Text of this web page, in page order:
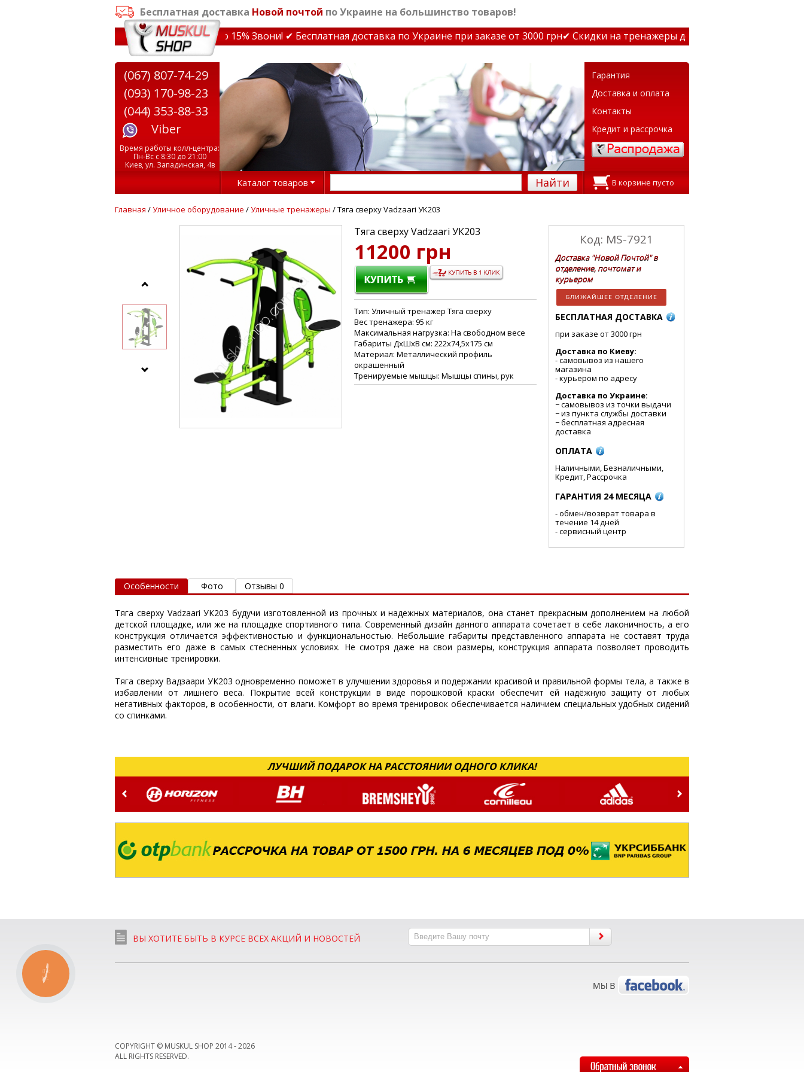
Бесплатная доставка Новой почтой по Украине на большинство товаров!
✔ Скидки на тренажеры до 15% Звони! ✔ Бесплатная доставка по Украине при заказе от 3000 грн✔ Скидки на тренажеры до 15% Звони! ✔ Бесплатная
Гарантия
Доставка и оплата
Контакты
Кредит и рассрочка
(067) 807-74-29
(093) 170-98-23
(044) 353-88-33
Viber
Время работы колл-центра:
Пн-Вс с 8:30 до 21:00
Киев, ул. Западинская, 4в
Каталог товаров Найти В корзине пусто
Главная /Уличное оборудование /Уличные тренажеры / Тяга сверху Vadzaari УК203
Тяга сверху Vadzaari УК203
11200 грн
Тип: Уличный тренажер Тяга сверху
Вес тренажера: 95 кг
Максимальная нагрузка: На свободном весе
Габариты ДхШхВ см: 222х74,5х175 см
Материал: Металлический профиль
окрашенный
Тренируемые мышцы: Мышцы спины, рук
Код: MS-7921
Доставка "Новой Почтой" в
отделение, почтомат и
курьером
БЛИЖАЙШЕЕ ОТДЕЛЕНИЕ
БЕСПЛАТНАЯ ДОСТАВКА
при заказе от 3000 грн
Доставка по Киеву:
- cамовывоз из нашего
магазина
- курьером по адресу
Доставка по Украине:
− самовывоз из точки выдачи
− из пункта службы доставки
− бесплатная адресная
доставка
ОПЛАТА
Наличными, Безналичными,
Кредит, Рассрочка
ГАРАНТИЯ 24 МЕСЯЦА
- обмен/возврат товара в
течение 14 дней
- сервисный центр
Особенности Фото Отзывы 0
Тяга сверху Vadzaari УК203 будучи изготовленной из прочных и надежных материалов, она станет прекрасным дополнением на любой
детской площадке, или же на площадке спортивного типа. Современный дизайн данного аппарата сочетает в себе лаконичность, а его
конструкция отличается эффективностью и функциональностью. Небольшие габариты представленного аппарата не составят труда
разместить его даже в самых стесненных условиях. Не смотря даже на свои размеры, конструкция аппарата позволяет проводить
интенсивные тренировки.
Тяга сверху Вадзаари УК203 одновременно поможет в улучшении здоровья и подержании красивой и правильной формы тела, а также в
избавлении от лишнего веса. Покрытие всей конструкции в виде порошковой краски обеспечит ей надёжную защиту от любых
негативных факторов, в особенности, от влаги. Комфорт во время тренировок обеспечивается наличием специальных удобных сидений
со спинками.
ЛУЧШИЙ ПОДАРОК НА РАССТОЯНИИ ОДНОГО КЛИКА!
ВЫ ХОТИТЕ БЫТЬ В КУРСЕ ВСЕХ АКЦИЙ И НОВОСТЕЙ
COPYRIGHT © MUSKUL SHOP 2014 -2026
ALL RIGHTS RESERVED.
КНОПКА
СВЯЗИ